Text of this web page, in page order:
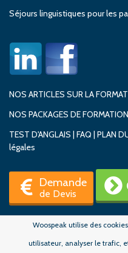
Séjours linguistiques pour les
NOS ARTICLES SUR LA
NOS PACKAGES DE
TEST D'ANGLAIS | FAQ | PLAN
légales
Demande
de Devis
Woospeak utilise des
utilisateur, analyser le trafic,